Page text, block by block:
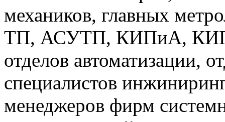
механиков, главных
ТП, АСУТП, КИПиА, КИП
отделов автоматизации,
специалистов
менеджеров фирм